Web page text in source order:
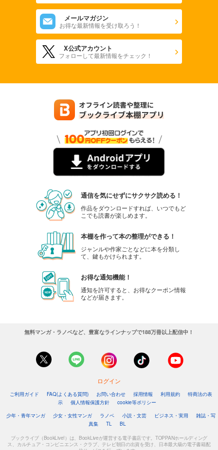
メールマガジン
お得な最新情報を受け取ろう！
X公式アカウント
フォローして最新情報をチェック！
通信を気にせずにサクサク読める！
作品をダウンロードすれば、いつでもど
こでも読書が楽しめます。
本棚を作って本の整理ができる！
ジャンルや作家ごとなどに本を分類し
て、鍵もかけられます。
お得な通知機能！
通知を許可すると、お得なクーポン情報
などが届きます。
無料マンガ・ラノベなど、豊富なラインナップで188万冊以上配信中！
ログイン
ご利用ガイド FAQ(よくある質問) お問い合わせ 採用情報 利用規約
特商法の表
示
個人情報保護方針
cookie等ポリシー
少年・青年マンガ
少女・女性マンガ ラノベ 小説・文芸 ビジネス・実用
雑誌・写
真集
TL BL
ブックライブ（BookLive!）は、BookLiveが運営する電子書店です。TOPPANホールディング
ス、カルチュア・コンビニエンス・クラブ、テレビ朝日の出資を受け、日本最大級の電子書籍配